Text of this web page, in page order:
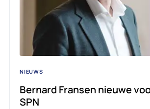
NIEUWS
Bernard Fransen nieuwe
SPN